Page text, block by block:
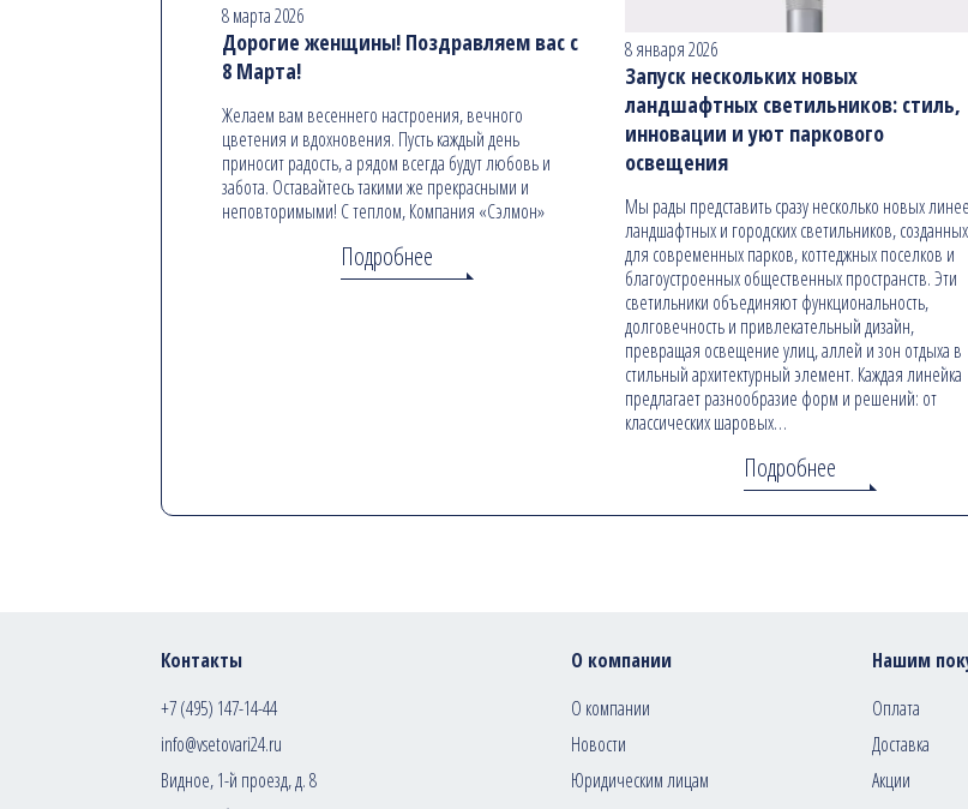
8 марта 2026
Дорогие женщины! Поздравляем вас с
8 Марта!
Желаем вам весеннего настроения, вечного
цветения и вдохновения. Пусть каждый день
приносит радость, а рядом всегда будут любовь и
забота. Оставайтесь такими же прекрасными и
неповторимыми! С теплом, Компания «Сэлмон»
Подробнее
8 января 2026
Запуск нескольких новых
ландшафтных светильников: стиль,
инновации и уют паркового
освещения
Мы рады представить сразу несколько новых
ландшафтных и городских светильников, созданных
для современных парков, коттеджных поселков и
благоустроенных общественных пространств. Эти
светильники объединяют функциональность,
долговечность и привлекательный дизайн,
превращая освещение улиц, аллей и зон отдыха в
стильный архитектурный элемент. Каждая линейка
предлагает разнообразие форм и решений: от
классических шаровых…
Подробнее
Контакты
+7 (495) 147-14-44
info@vsetovari24.ru
Видное, 1-й проезд, д. 8
О компании
О компании
Новости
Юридическим лицам
Нашим
Оплата
Доставка
Акции